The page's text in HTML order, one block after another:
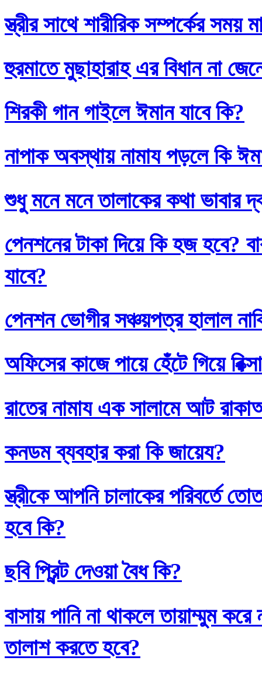
স্ত্রীর সাথে শারীরিক সম্পর্কের
হুরমাতে মুছাহারাহ এর বিধান না
শিরকী গান গাইলে ঈমান যাবে কি?
নাপাক অবস্থায় নামায পড়লে কি
শুধু মনে মনে তালাকের কথা ভাবার
পেনশনের টাকা দিয়ে কি হজ হবে?
যাবে?
পেনশন ভোগীর সঞ্চয়পত্র হালাল
অফিসের কাজে পায়ে হেঁটে গিয়ে
রাতের নামায এক সালামে আট
কনডম ব্যবহার করা কি জায়েয?
স্ত্রীকে আপনি চালাকের পরিবর্তে
হবে কি?
ছবি প্রিন্ট দেওয়া বৈধ কি?
বাসায় পানি না থাকলে তায়াম্মুম
তালাশ করতে হবে?